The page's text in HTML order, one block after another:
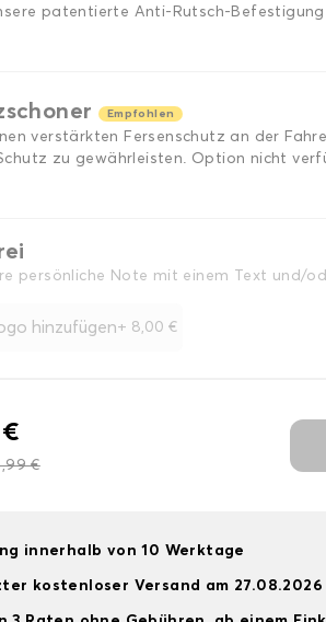
patentierte Anti-Rutsch-
Empfohlen
verstärkten Fersenschutz an der
zu gewährleisten. Option nicht
persönliche Note mit einem Text und/
hinzufügen+ 8,00 €
€
innerhalb von 10 Werktage
kostenloser Versand am 27.08.2026